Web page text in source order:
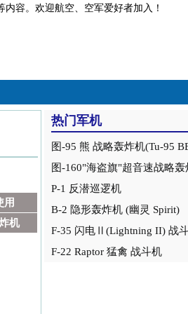
析等内容。欢迎航空、空军爱好者
用
机
热门军机
图-95 熊 战略轰炸机(Tu-95
图-160"海盗旗"超音速战略轰
Blackjack)
P-1 反潜巡逻机
B-2 隐形轰炸机 (幽灵 Spirit)
F-35 闪电Ⅱ(Lightning II) 战
F-22 Raptor 猛禽 战斗机